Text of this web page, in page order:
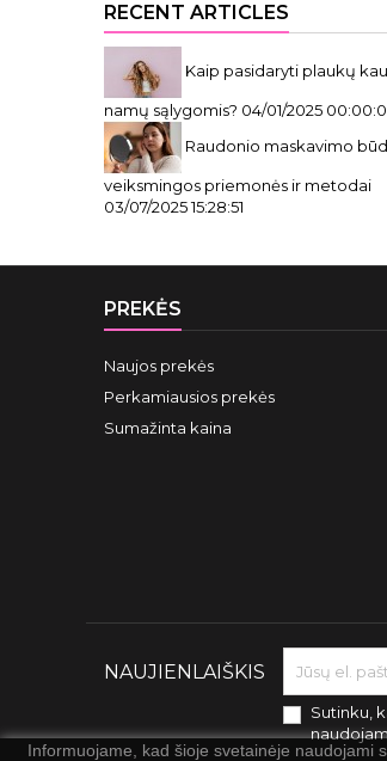
RECENT ARTICLES
Kaip pasidaryti plaukų
namų sąlygomis? 04/01/2025
Raudonio maskavimo
veiksmingos priemonės ir metodai
03/07/2025 15:28:51
PREKĖS
Naujos prekės
Perkamiausios prekės
Sumažinta kaina
Informuojame, kad šioje svetainėje naudojami
NAUJIENLAIŠKIS
Sutinku,